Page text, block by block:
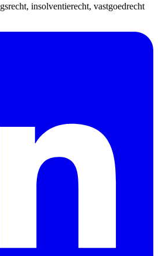
insolventierecht, vastgoedrecht